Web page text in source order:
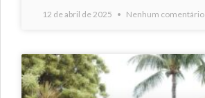
12 de abril de 2025 Nenhum comentário